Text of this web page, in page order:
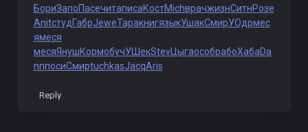
БориЗапоПасечитаписаКостMichврачжизнСитнРозе
AnitстудГабрJeweТаракнигязыкУшакСмирУОдрмес
ямеся
месяЯнушКормобучУШекStevЦыгаособрабоХабаDa
nnпосиСмирtuchkasJacqAris
Reply